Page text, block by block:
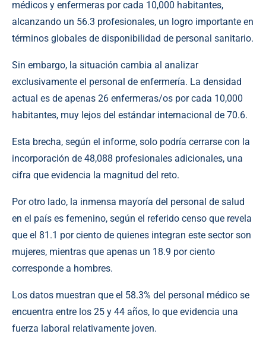
médicos y enfermeras por cada 10,000 habitantes,
alcanzando un 56.3 profesionales, un logro importante en
términos globales de disponibilidad de personal sanitario.
Sin embargo, la situación cambia al analizar
exclusivamente el personal de enfermería. La densidad
actual es de apenas 26 enfermeras/os por cada 10,000
habitantes, muy lejos del estándar internacional de 70.6.
Esta brecha, según el informe, solo podría cerrarse con la
incorporación de 48,088 profesionales adicionales, una
cifra que evidencia la magnitud del reto.
Por otro lado, la inmensa mayoría del personal de salud
en el país es femenino, según el referido censo que revela
que el 81.1 por ciento de quienes integran este sector son
mujeres, mientras que apenas un 18.9 por ciento
corresponde a hombres.
Los datos muestran que el 58.3% del personal médico se
encuentra entre los 25 y 44 años, lo que evidencia una
fuerza laboral relativamente joven.